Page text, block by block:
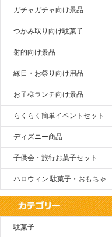
ガチャガチャ向け景品
つかみ取り向け駄菓子
射的向け景品
縁日・お祭り向け用品
お子様ランチ向け景品
らくらく簡単イベントセット
ディズニー商品
子供会・旅行お菓子セット
ハロウィン 駄菓子・おもちゃ
駄菓子